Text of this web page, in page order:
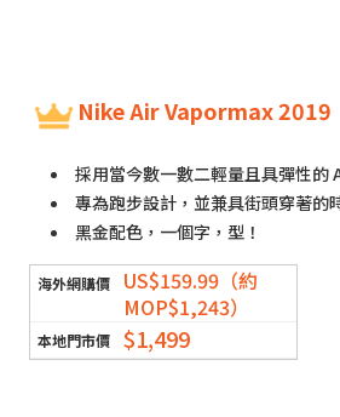
Nike Air Vapormax 2019
採用當今數一數二輕量且具彈性的
專為跑步設計，並兼具街頭穿著的
黑金配色，一個字，型！
US$159.99（約
MOP$1,243）
$1,499